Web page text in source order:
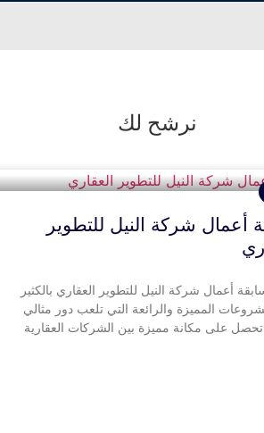
نرشح لك
أعمال شركة النيل للتطوير
أعمال شركة النيل للتطوير العقاري بالكثير
المميزة والرائعة التي تلعب دور مثالي
على مكانة مميزة بين الشركات العقارية